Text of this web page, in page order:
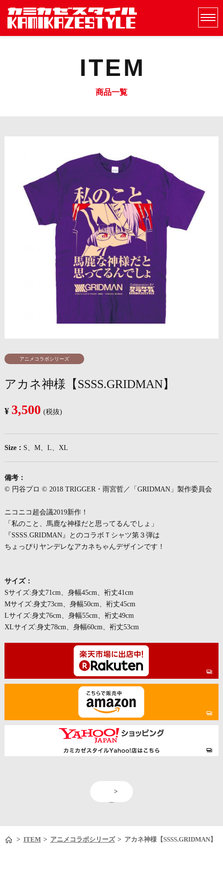
ITEM
商品一覧
アニメコラボシリーズ
アカネ神様【SSSS.GRIDMAN】
¥ 3,500 (税抜)
Size： S、M、L、XL
備考：
© 円谷プロ © 2018 TRIGGER・雨宮哲／「GRIDMAN」製作委員会
ニコニコ超会議2019新作！
「私のこと、馬鹿な神様だと思ってるんでしょ」
『SSSS.GRIDMAN』とのコラボＴシャツ第３弾は
ちょっぴりヤンデレなアカネちゃんデザインです！
サイズ：
Sサイズ:身丈71cm、身幅45cm、裄丈41cm
Mサイズ:身丈73cm、身幅50cm、裄丈45cm
Lサイズ:身丈76cm、身幅55cm、裄丈49cm
XLサイズ:身丈78cm、身幅60cm、裄丈53cm
>
> ITEM > アニメコラボシリーズ> アカネ神様【SSSS.GRIDMAN】